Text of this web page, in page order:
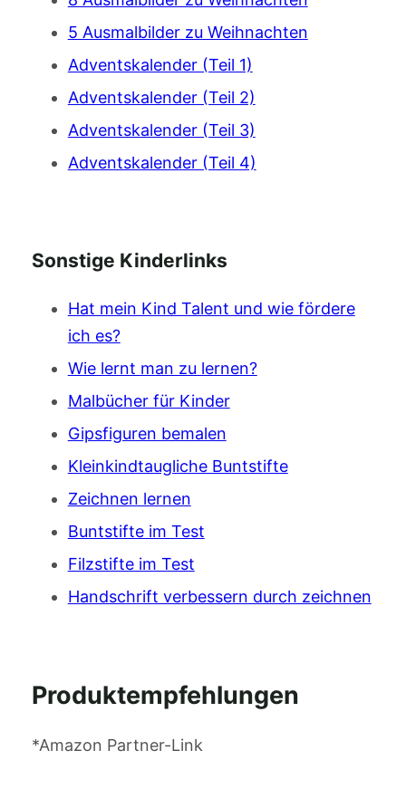
5 Ausmalbilder zu Weihnachten
Adventskalender (Teil 1)
Adventskalender (Teil 2)
Adventskalender (Teil 3)
Adventskalender (Teil 4)
Sonstige Kinderlinks
Hat mein Kind Talent und wie fördere
ich es?
Wie lernt man zu lernen?
Malbücher für Kinder
Gipsfiguren bemalen
Kleinkindtaugliche Buntstifte
Zeichnen lernen
Buntstifte im Test
Filzstifte im Test
Handschrift verbessern durch zeichnen
Produktempfehlungen
*Amazon Partner-Link